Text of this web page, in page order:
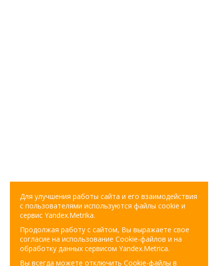
Для улучшения работы сайта и его взаимодействия
с пользователями используются файлы cookie и
сервис Yandex.Metrika.
Продолжая работу с сайтом, Вы выражаете свое
согласие на использование Cookie-файлов и на
обработку данных сервисом Yandex.Metrica.
Вы всегда можете отключить Cookie-файлы в